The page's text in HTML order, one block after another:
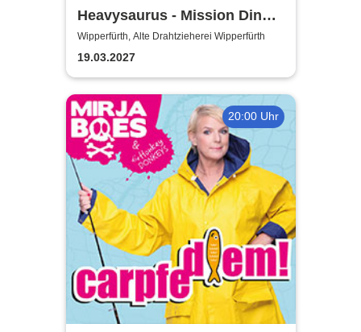
Heavysaurus - Mission Dino
Power Tour 2027
Wipperfürth, Alte Drahtzieherei Wipperfürth
19.03.2027
20:00 Uhr